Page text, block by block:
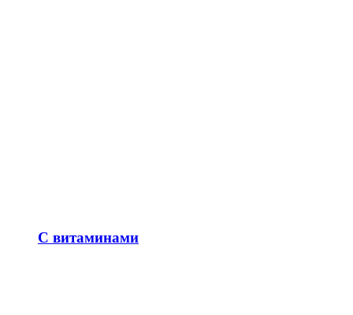
С витаминами